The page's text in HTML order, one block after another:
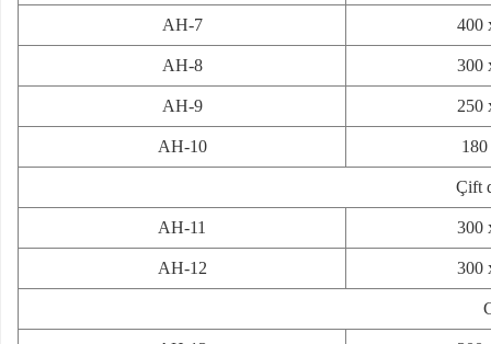
AH-7 400
AH-8 300
AH-9 250
AH-10
Çift
AH-11 300
AH-12 300